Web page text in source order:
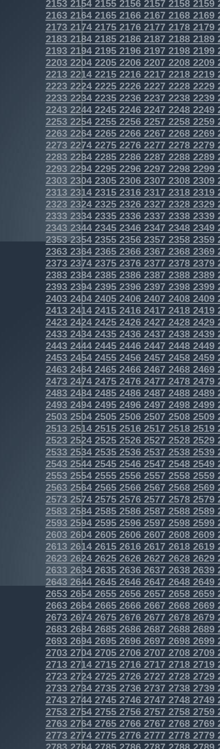
2153215421552156215721582159
2163216421652166216721682169
2173217421752176217721782179
2183218421852186218721882189
2193219421952196219721982199
2203220422052206220722082209
2213221422152216221722182219
2223222422252226222722282229
2233223422352236223722382239
2243224422452246224722482249
2253225422552256225722582259
2263226422652266226722682269
2273227422752276227722782279
2283228422852286228722882289
2293229422952296229722982299
2303230423052306230723082309
2313231423152316231723182319
2323232423252326232723282329
2333233423352336233723382339
2343234423452346234723482349
2353235423552356235723582359
2363236423652366236723682369
2373237423752376237723782379
2383238423852386238723882389
2393239423952396239723982399
2403240424052406240724082409
2413241424152416241724182419
2423242424252426242724282429
2433243424352436243724382439
2443244424452446244724482449
2453245424552456245724582459
2463246424652466246724682469
2473247424752476247724782479
2483248424852486248724882489
2493249424952496249724982499
2503250425052506250725082509
2513251425152516251725182519
2523252425252526252725282529
2533253425352536253725382539
2543254425452546254725482549
2553255425552556255725582559
2563256425652566256725682569
2573257425752576257725782579
2583258425852586258725882589
2593259425952596259725982599
2603260426052606260726082609
2613261426152616261726182619
2623262426252626262726282629
2633263426352636263726382639
2643264426452646264726482649
2653265426552656265726582659
2663266426652666266726682669
2673267426752676267726782679
2683268426852686268726882689
2693269426952696269726982699
2703270427052706270727082709
2713271427152716271727182719
2723272427252726272727282729
2733273427352736273727382739
2743274427452746274727482749
2753275427552756275727582759
2763276427652766276727682769
2773277427752776277727782779